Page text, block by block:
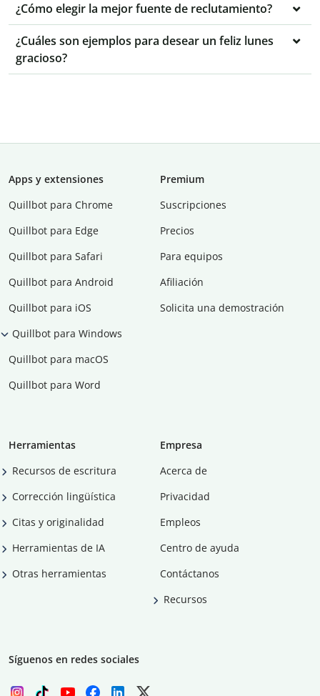
¿Cómo elegir la mejor fuente de reclutamiento?
¿Cuáles son ejemplos para desear un feliz lunes
gracioso?
Apps y extensiones
Quillbot para Chrome
Quillbot para Edge
Quillbot para Safari
Quillbot para Android
Quillbot para iOS
Quillbot para Windows
Quillbot para macOS
Quillbot para Word
Premium
Suscripciones
Precios
Para equipos
Afiliación
Solicita una demostración
Herramientas
Recursos de escritura
Corrección lingüística
Citas y originalidad
Herramientas de IA
Otras herramientas
Empresa
Acerca de
Privacidad
Empleos
Centro de ayuda
Contáctanos
Recursos
Síguenos en redes sociales